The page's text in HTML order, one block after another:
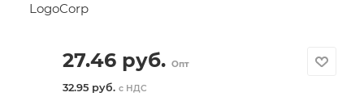
LogoCorp
27.46руб. Опт
32.95 руб. с НДС